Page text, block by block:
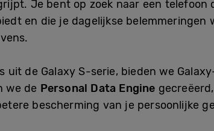
Je bent op zoek naar een telefoon
en die je dagelijkse belemmeringen
de Galaxy S-serie, bieden we
we de Personal Data Engine
bescherming van je persoonlijke